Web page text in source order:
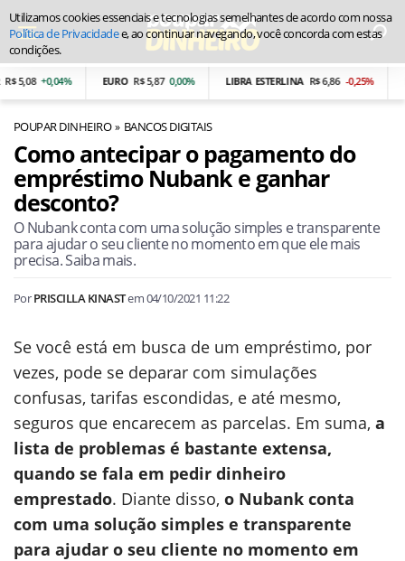
5,08 +0,04% EURO R$ 5,87 0,00% LIBRA ESTERLINA R$ 6,86 -0,25%
POUPAR DINHEIRO BANCOS DIGITAIS
Como antecipar o pagamento do
empréstimo Nubank e ganhar
desconto?
O Nubank conta com uma solução simples e transparente
para ajudar o seu cliente no momento em que ele mais
precisa. Saiba mais.
PorPRISCILLA KINASTem04/10/2021 11:22
Se você está em busca de um empréstimo, por
vezes, pode se deparar com simulações
confusas, tarifas escondidas, e até mesmo,
seguros que encarecem as parcelas. Em suma, a
lista de problemas é bastante extensa,
quando se fala em pedir dinheiro
emprestado. Diante disso, o Nubank conta
com uma solução simples e transparente
para ajudar o seu cliente no momento em
Utilizamos cookies essenciais e tecnologias semelhantes de acordo com nossa
Política de Privacidadee, ao continuar navegando, você concorda com estas
condições.